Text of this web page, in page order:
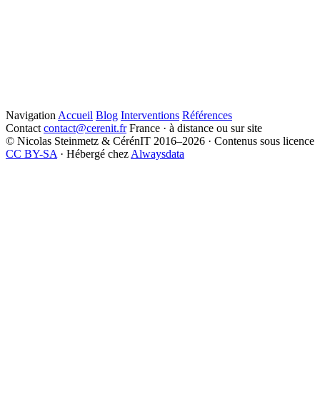
Navigation Accueil Blog Interventions Références
Contact contact@cerenit.fr France · à distance ou sur site
© Nicolas Steinmetz & CérénIT 2016–2026 · Contenus sous licence
CC BY-SA · Hébergé chez Alwaysdata